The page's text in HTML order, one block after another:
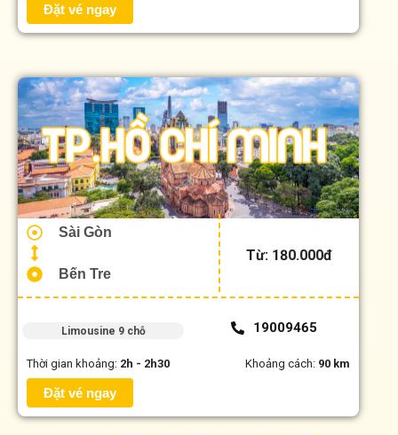
Đặt vé ngay
Sài Gòn
Bến Tre
Từ: 180.000đ
Limousine 9 chỗ 19009465
Thời gian khoảng: 2h - 2h30 Khoảng cách: 90 km
Đặt vé ngay